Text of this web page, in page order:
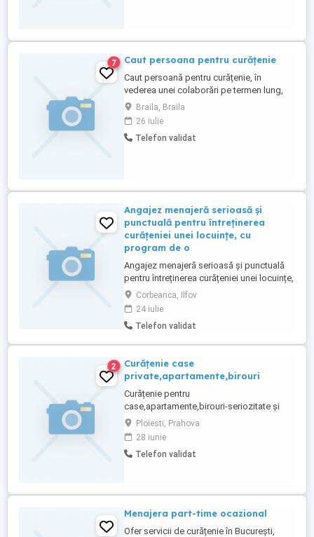
7 Caut persoana pentru curățenie
Caut persoană pentru curățenie, în
vederea unei colaborări pe termen lung,
pentru un spatiu de 47 mp2. Îmi doresc
colaborarea cu o persoană serioasă,
responsabilă, atentă la detalii și
punctuală. Ofer seriozitate. Pentru mai
Braila, Braila
26 iulie
Telefon validat
Angajez menajeră serioasă și
punctuală pentru întreținerea
curățeniei unei locuințe, cu
program de o
Angajez menajeră serioasă și punctuală
pentru întreținerea curățeniei unei locuințe,
cu program de o singură zi pe săptămână.
Program: 1 zi pe săptămână (ziua se
stabilește de comun acord). Plată: 100
Euro zi (plata se face cash la sfârșitul zilei
Corbeanca, Ilfov
24 iulie
Telefon validat
2
Curățenie case
private,apartamente,birouri
Curățenie pentru
case,apartamente,birouri-seriozitate și
încredere Știu cat de important este să
primiți în casa dumneavoastră o persoană
de încredere.De aceea lucrez cu multă
responsabilitate,discreție și atenție la
Ploiesti, Prahova
28 iunie
Telefon validat
Menajera part-time ocazional
Ofer servicii de curățenie în București,